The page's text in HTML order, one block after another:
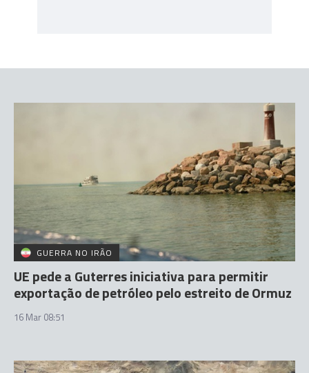
GUERRA NO IRÃO
UE pede a Guterres iniciativa para permitir
exportação de petróleo pelo estreito de Ormuz
16 Mar 08:51